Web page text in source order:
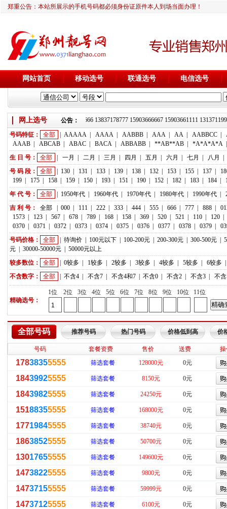
郑重公告：本站所展示的手机号码都必须身份证原件本人到场当面办理！
网站首页 移动选号 联通选号 电信选号
网上选号 公告：
靓号推荐：18236933666 13837178777 15903666667 15903661111
号码特征： 全部 AAAAA AAAA AABBB AAA AA AABBCC
AAAB
ABCAB ABAC BACA ABBABB **AB**AB *A*A*A*A
生 日 号：
全部 一月 二月 三月 四月 五月 六月 七月 八月
号 码 段：
全部 130 131 133 139 138 132 153 155 137
199
175 158 159 150 193 151 190 152 182 183 184
年 代 号：
全部 1950年代 1960年代 1970年代 1980年代 1990年代
吉 利 号：
全部 000 111 222 333 444 555 666 777 888
1573
123 567 678 789 168 158 369 520 521 110 120
0370
0371 0372 0373 0374 0375 0376 0377 0378 0379
号码价格：
全部 待询价 100元以下 100-200元 200-300元 300-500元
元
30000-50000元
50000元以上
较多数位：
全部 0较多 1较多 2较多 3较多 4较多 5较多 6较多
不含数字：
全部 不含4 不含7 不含4和7 不含0 不含2 不含3 不
精确选号：
1位 2位 3位 4位 5位 6位 7位 8位 9位 10位 11位
全部号码 推荐号码 热门号码 价格低到高 价
号码 套餐资费 售价 送费
17838355555 筛选套餐 128000元 0元
18439925555 筛选套餐 8150元 0元
18439825555 筛选套餐 24250元 0元
15188355555 筛选套餐 168000元 0元
17719845555 筛选套餐 38740元 0元
18638525555 筛选套餐 50700元 0元
13017655555 筛选套餐 149600元 0元
14738225555 筛选套餐 9800元 0元
14737155555 筛选套餐 59999元 0元
14737125555 筛选套餐 6100元 0元